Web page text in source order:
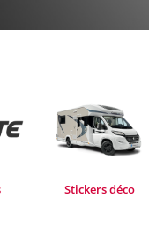
Stickers déco